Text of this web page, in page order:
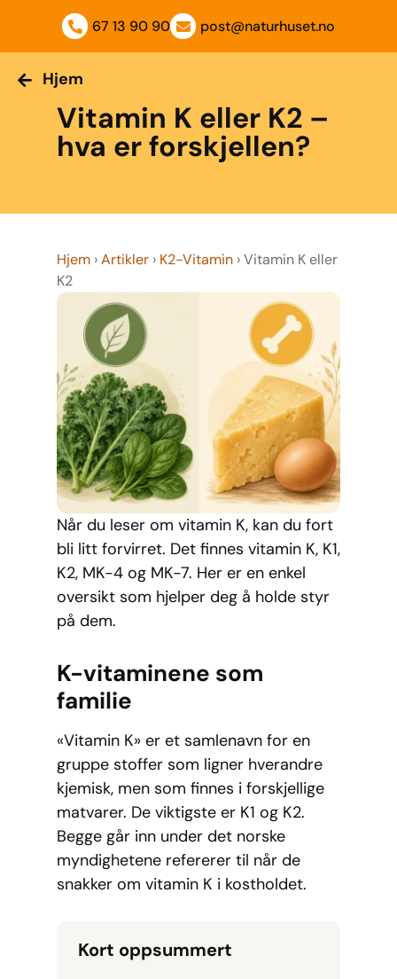
67 13 90 90 post@naturhuset.no
Hjem
Hjem
Vitamin K eller K2 –
hva er forskjellen?
Hjem ›Artikler › K2-Vitamin ›Vitamin K eller
K2
Når du leser om vitamin K, kan du fort
bli litt forvirret. Det finnes vitamin K, K1,
K2, MK-4 og MK-7. Her er en enkel
oversikt som hjelper deg å holde styr
på dem.
K-vitaminene som
familie
«Vitamin K» er et samlenavn for en
gruppe stoffer som ligner hverandre
kjemisk, men som finnes i forskjellige
matvarer. De viktigste er K1 og K2.
Begge går inn under det norske
myndighetene refererer til når de
snakker om vitamin K i kostholdet.
Kort oppsummert